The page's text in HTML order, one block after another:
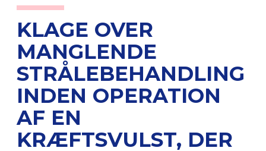
KLAGE OVER
MANGLENDE
STRÅLEBEHANDLING
INDEN OPERATION
AF EN
KRÆFTSVULST, DER